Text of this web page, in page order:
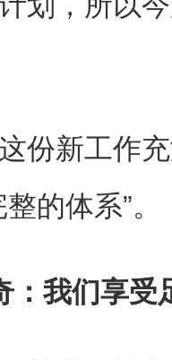
份新工作
的体系”。
：我们享受